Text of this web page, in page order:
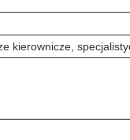
kierownicze,